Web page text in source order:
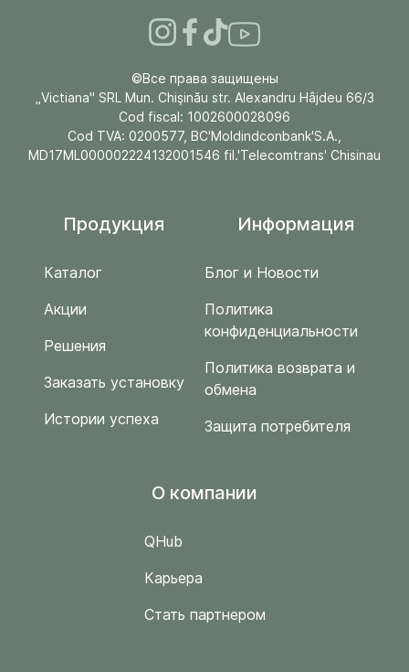
©Все права защищены
„Victiana" SRL Mun. Chişinău str. Alexandru Hâjdeu 66/3
Cod fiscal: 1002600028096
Cod TVA: 0200577, BC'Moldindconbank'S.A.,
MD17ML000002224132001546 fil.'Telecomtrans' Chisinau
Продукция
Каталог
Акции
Решения
Заказать установку
Истории успеха
Информация
Блог и Новости
Политика
конфиденциальности
Политика возврата и
обмена
Защита потребителя
O компании
QHub
Карьера
Стать партнером